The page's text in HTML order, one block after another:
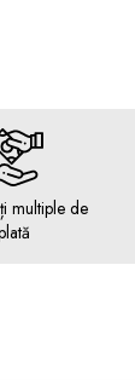
multiple de